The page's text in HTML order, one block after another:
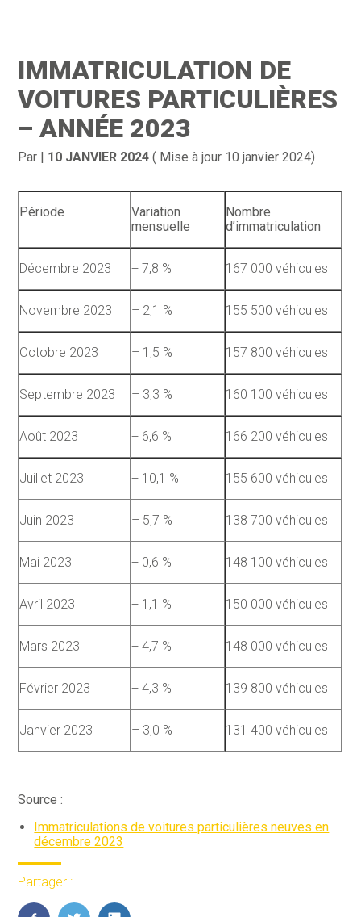
Gestion au quotidien
Financement & trésorerie
Pilotage d’entreprise
Compta
Juridique
Dématérialisation / collecte
IMMATRICULATION DE
VOITURES PARTICULIÈRES
– ANNÉE 2023
Par | 10 JANVIER 2024 ( Mise à jour 10 janvier 2024)
Période
Variation
mensuelle
Nombre
d’immatriculation
Décembre 2023 + 7,8 % 167 000 véhicules
Novembre 2023 – 2,1 % 155 500 véhicules
Octobre 2023 – 1,5 % 157 800 véhicules
Septembre 2023 – 3,3 % 160 100 véhicules
Août 2023 + 6,6 % 166 200 véhicules
Juillet 2023 + 10,1 % 155 600 véhicules
Juin 2023 – 5,7 % 138 700 véhicules
Mai 2023 + 0,6 % 148 100 véhicules
Avril 2023 + 1,1 % 150 000 véhicules
Mars 2023 + 4,7 % 148 000 véhicules
Février 2023 + 4,3 % 139 800 véhicules
Janvier 2023 – 3,0 % 131 400 véhicules
Source :
Immatriculations de voitures particulières neuves en
décembre 2023
Partager :